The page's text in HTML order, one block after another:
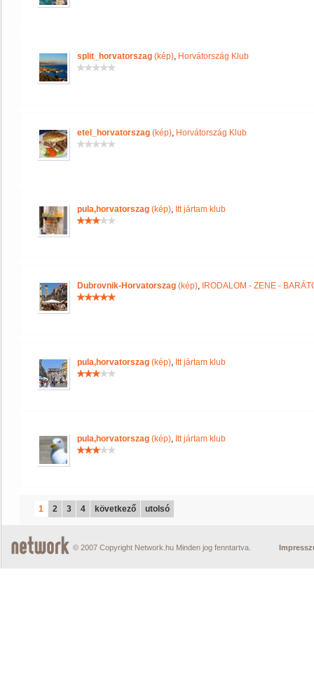
split_horvatorszag (kép), Horvátország Klub
etel_horvatorszag (kép), Horvátország Klub
pula,horvatorszag (kép), Itt jártam klub
Dubrovnik-Horvatorszag (kép), IRODALOM - ZENE -
pula,horvatorszag (kép), Itt jártam klub
pula,horvatorszag (kép), Itt jártam klub
1 2 3 4 következő utolsó
© 2007 Copyright Network.hu Minden jog fenntartva.